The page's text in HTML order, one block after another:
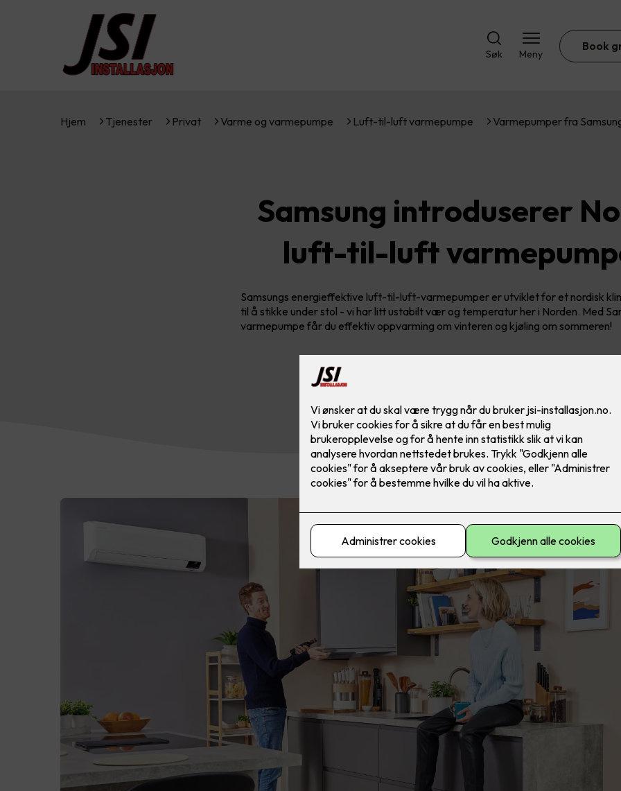
Søk Meny
Book
Hjem Tjenester Privat Varme og varmepumpe Luft-til-luft varmepumpe Varmepumper fra
Samsung introduserer
luft-til-luft
Samsungs energieffektive luft-til-luft-varmepumper er utviklet for et nordisk
til å stikke under stol - vi har litt ustabilt vær og temperatur her i Norden. Med
varmepumpe får du effektiv oppvarming om vinteren og kjøling om sommeren!